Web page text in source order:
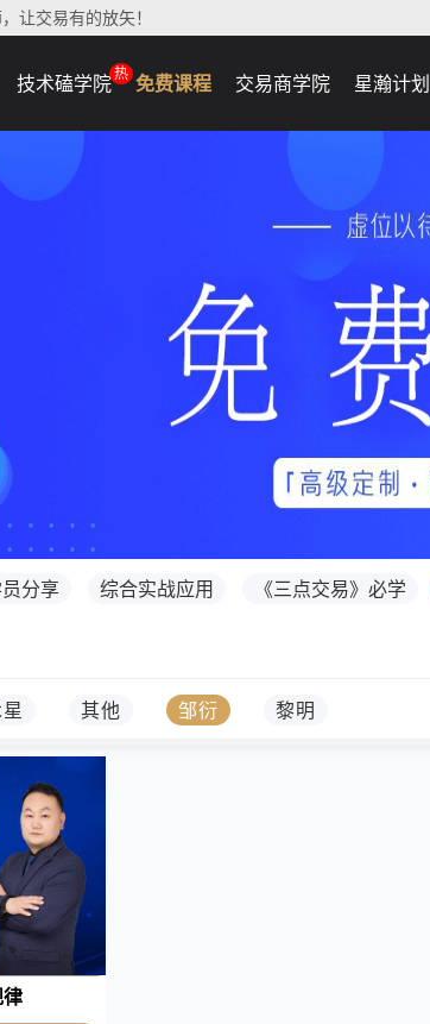
让交易有的放矢！
技术磕学院热 免费课程 交易商学院 星瀚计划
分享 综合实战应用 《三点交易》必学
其他 邹衍 黎明